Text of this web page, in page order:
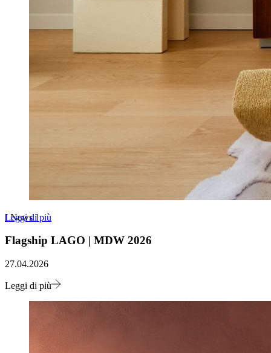
Leggi di più
[News]
Flagship LAGO | MDW 2026
27.04.2026
Leggi di più